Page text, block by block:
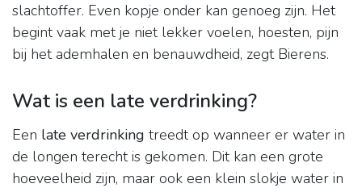
slachtoffer. Even kopje onder kan genoeg zijn. Het
begint vaak met je niet lekker voelen, hoesten, pijn
bij het ademhalen en benauwdheid, zegt Bierens.
Wat is een late verdrinking?
Een late verdrinking treedt op wanneer er water in
de longen terecht is gekomen. Dit kan een grote
hoeveelheid zijn, maar ook een klein slokje water in